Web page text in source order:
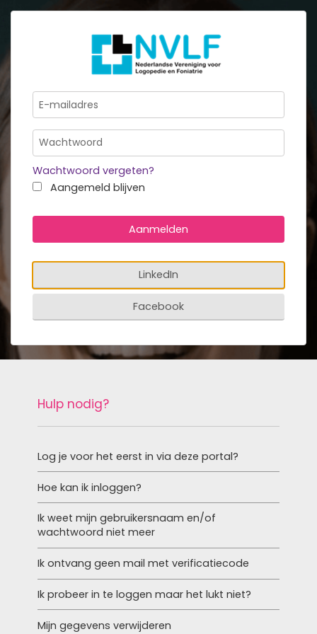
LinkedIn
Facebook
Wachtwoord vergeten?
Aangemeld blijven
Aanmelden
Hulp nodig?
Log je voor het eerst in via deze portal?
Hoe kan ik inloggen?
Ik weet mijn gebruikersnaam en/of
wachtwoord niet meer
Ik ontvang geen mail met verificatiecode
Ik probeer in te loggen maar het lukt niet?
Mijn gegevens verwijderen